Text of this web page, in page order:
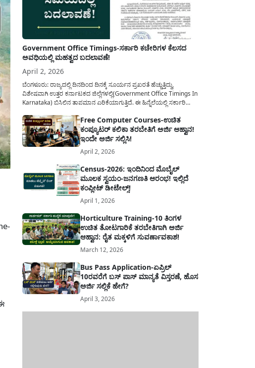
Government Office Timings-ಸರ್ಕಾರಿ ಕಚೇರಿಗಳ ಕೆಲಸದ
ಅವಧಿಯಲ್ಲಿ ಮಹತ್ವದ ಬದಲಾವಣೆ!
April 2, 2026
ಬೆಂಗಳೂರು: ರಾಜ್ಯದಲ್ಲಿ ದಿನದಿಂದ ದಿನಕ್ಕೆ ಸೂರ್ಯನ ಪ್ರಖರತೆ ಹೆಚ್ಚುತ್ತಿದ್ದು,
ವಿಶೇಷವಾಗಿ ಉತ್ತರ ಕರ್ನಾಟಕದ ಜಿಲ್ಲೆಗಳಲ್ಲಿ(Government Office Timings In
Karnataka) ಬಿಸಿಲಿನ ತಾಪಮಾನ ಏರಿಕೆಯಾಗುತ್ತಿದೆ. ಈ ಹಿನ್ನೆಲೆಯಲ್ಲಿ ಸರ್ಕಾರಿ
ಸರ್ಕಾರವು ಮಹತ್ವದ ನಿರ್ಧಾರವೊಂದನ್ನು ಕೈಗೊಂಡಿದೆ. ಕಿತ್ತೂರು ಕರ್ನಾಟಕ ಮತ್ತು
ಕಲ್ಯಾಣ ಕರ್ನಾಟಕದ ಒಟ್ಟು 9 ಜಿಲ್ಲೆಗಳಲ್ಲಿ ಏಪ್ರಿಲ್...
Free Computer Courses-ಉಚಿತ
ಕಂಪ್ಯೂಟರ್ ಕಲಿಕಾ ತರಬೇತಿಗೆ ಅರ್ಜಿ ಆಹ್ವಾನ!
ಇಂದೇ ಅರ್ಜಿ ಸಲ್ಲಿಸಿ!
April 2, 2026
Census-2026: ಇಂದಿನಿಂದ ಮೊಬೈಲ್
ಮೂಲಕ ಸ್ವಯಂ-ಜನಗಣತಿ ಆರಂಭ! ಇಲ್ಲಿದೆ
ಕಂಪ್ಲೀಟ್ ಡೀಟೇಲ್ಸ್!
April 1, 2026
Horticulture Training-10 ತಿಂಗಳ
ಉಚಿತ ತೋಟಗಾರಿಕೆ ತರಬೇತಿಗಾಗಿ ಅರ್ಜಿ
ಆಹ್ವಾನ: ರೈತ ಮಕ್ಕಳಿಗೆ ಸುವರ್ಣಾವಕಾಶ!
March 12, 2026
Bus Pass Application-ಏಪ್ರಿಲ್
10ರವರೆಗೆ ಬಸ್ ಪಾಸ್ ಮಾನ್ಯತೆ ವಿಸ್ತರಣೆ, ಹೊಸ
ಅರ್ಜಿ ಸಲ್ಲಿಕೆ ಹೇಗೆ?
April 3, 2026